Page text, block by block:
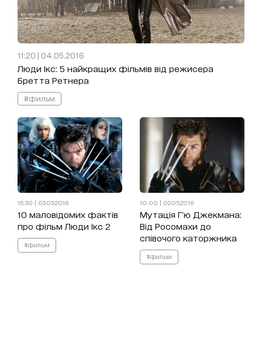
11:20 | 04.05.2016
Люди Ікс: 5 найкращих фільмів від режисера
Бретта Ретнера
#фильм
15:30 | 03.05.2016
10 маловідомих фактів
про фільм Люди Ікс 2
#фильм
10:00 | 02.05.2016
Мутація Г'ю Джекмана:
Від Росомахи до
співочого каторжника
#фильм